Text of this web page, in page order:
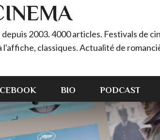
2003. 4000 articles. Festivals de
classiques. Actualité de
BIO PODCAST